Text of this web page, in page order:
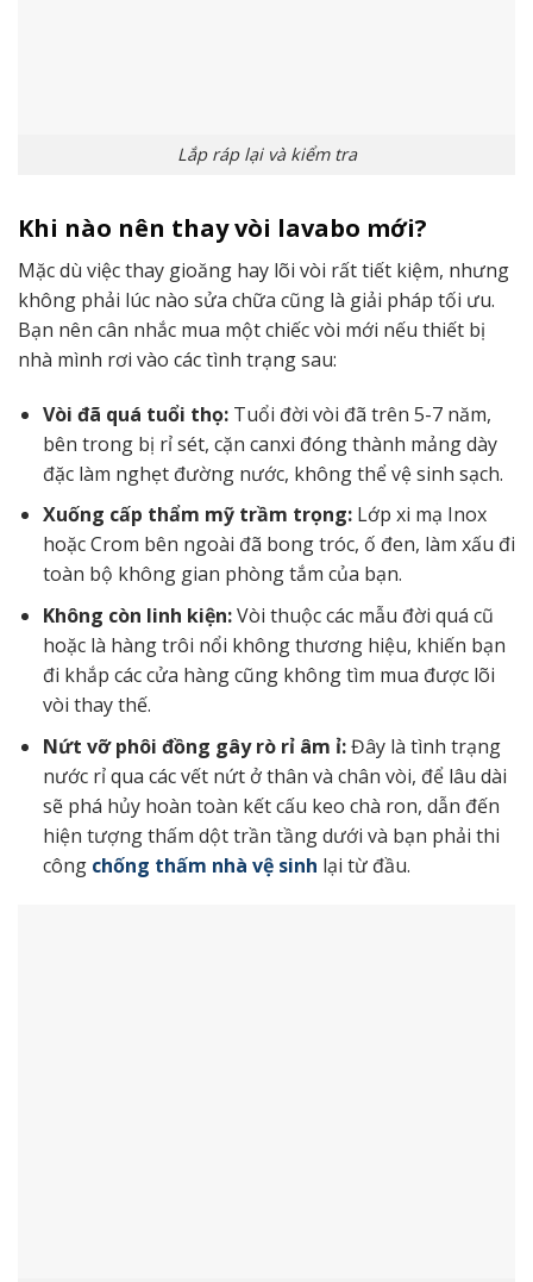
Lắp ráp lại và kiểm tra
Khi nào nên thay vòi lavabo mới?
Mặc dù việc thay gioăng hay lõi vòi rất tiết kiệm, nhưng
không phải lúc nào sửa chữa cũng là giải pháp tối ưu.
Bạn nên cân nhắc mua một chiếc vòi mới nếu thiết bị
nhà mình rơi vào các tình trạng sau:
Vòi đã quá tuổi thọ:Tuổi đời vòi đã trên 5-7 năm,
bên trong bị rỉ sét, cặn canxi đóng thành mảng dày
đặc làm nghẹt đường nước, không thể vệ sinh sạch.
Xuống cấp thẩm mỹ trầm trọng:Lớp xi mạ Inox
hoặc Crom bên ngoài đã bong tróc, ố đen, làm xấu đi
toàn bộ không gian phòng tắm của bạn.
Không còn linh kiện:Vòi thuộc các mẫu đời quá cũ
hoặc là hàng trôi nổi không thương hiệu, khiến bạn
đi khắp các cửa hàng cũng không tìm mua được lõi
vòi thay thế.
Nứt vỡ phôi đồng gây rò rỉ âm ỉ:Đây là tình trạng
nước rỉ qua các vết nứt ở thân và chân vòi, để lâu dài
sẽ phá hủy hoàn toàn kết cấu keo chà ron, dẫn đến
hiện tượng thấm dột trần tầng dưới và bạn phải thi
công chống thấm nhà vệ sinh lại từ đầu.